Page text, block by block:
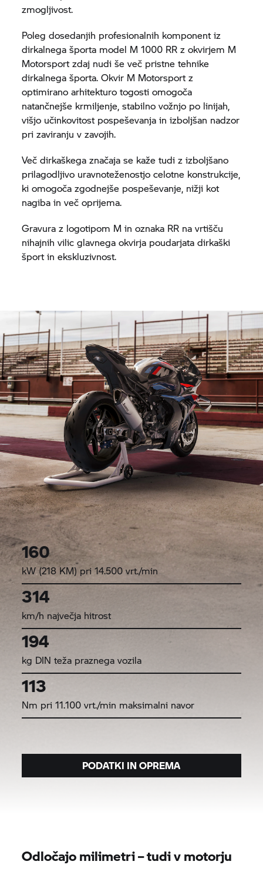
zmogljivost.
Poleg dosedanjih profesionalnih komponent iz
dirkalnega športa model M 1000 RR z okvirjem M
Motorsport zdaj nudi še več pristne tehnike
dirkalnega športa. Okvir M Motorsport z
optimirano arhitekturo togosti omogoča
natančnejše krmiljenje, stabilno vožnjo po linijah,
višjo učinkovitost pospeševanja in izboljšan nadzor
pri zaviranju v zavojih.
Več dirkaškega značaja se kaže tudi z izboljšano
prilagodljivo uravnoteženostjo celotne konstrukcije,
ki omogoča zgodnejše pospeševanje, nižji kot
nagiba in več oprijema.
Gravura z logotipom M in oznaka RR na vrtišču
nihajnih vilic glavnega okvirja poudarjata dirkaški
šport in ekskluzivnost.
160
kW (218 KM) pri 14.500 vrt./min
314
km/h največja hitrost
194
kg DIN teža praznega vozila
113
Nm pri 11.100 vrt./min maksimalni navor
PODATKI IN OPREMA
Odločajo milimetri – tudi v motorju